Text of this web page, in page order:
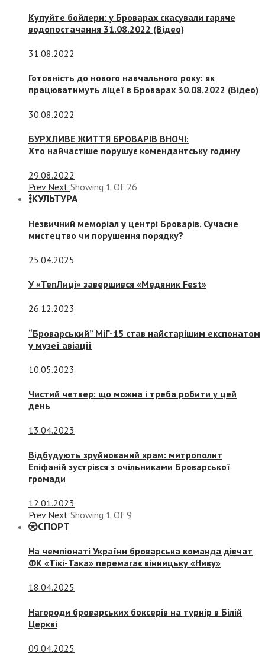
Купуйте бойлери: у Броварах скасували гаряче
водопостачання 31.08.2022 (Відео)
31.08.2022
Готовність до нового навчального року: як
працюватимуть ліцеї в Броварах 30.08.2022 (Відео)
30.08.2022
БУРХЛИВЕ ЖИТТЯ БРОВАРІВ ВНОЧІ:
Хто найчастіше порушує комендантську годину
29.08.2022
Prev Next Showing 1 Of 26
КУЛЬТУРА
Незвичний меморіал у центрі Броварів. Сучасне
мистецтво чи порушення порядку?
25.04.2025
У «ТепЛиці» завершився «Медяник Fest»
26.12.2023
“Броварський” МіГ-15 став найстарішим експонатом
у музеї авіації
10.05.2023
Чистий четвер: що можна і треба робити у цей
день
13.04.2023
Відбудують зруйнований храм: митрополит
Епіфаній зустрівся з очільниками Броварської
громади
12.01.2023
Prev Next Showing 1 Of 9
СПОРТ
На чемпіонаті України броварська команда дівчат
ФК «Тікі-Така» перемагає вінницьку «Ниву»
18.04.2025
Нагороди броварських боксерів на турнір в Білій
Церкві
09.04.2025